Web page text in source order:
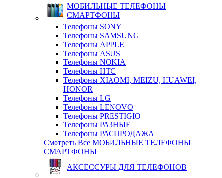
МОБИЛЬНЫЕ ТЕЛЕФОНЫ
СМАРТФОНЫ
Телефоны SONY
Телефоны SAMSUNG
Телефоны APPLE
Телефоны ASUS
Телефоны NOKIA
Телефоны HTC
Телефоны XIAOMI, MEIZU, HUAWEI,
HONOR
Телефоны LG
Телефоны LENOVO
Телефоны PRESTIGIO
Телефоны РАЗНЫЕ
Телефоны РАСПРОДАЖА
Смотреть Все МОБИЛЬНЫЕ ТЕЛЕФОНЫ
СМАРТФОНЫ
АКСЕССУРЫ ДЛЯ ТЕЛЕФОНОВ